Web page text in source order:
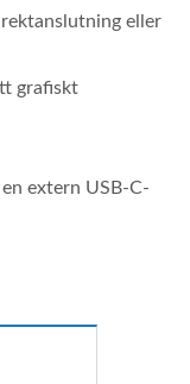
eller
grafiskt
extern USB-C-